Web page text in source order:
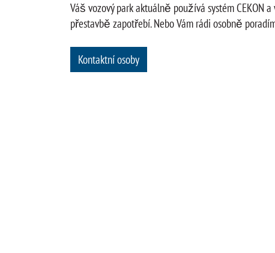
Váš vozový park aktuálně používá systém CEKON
přestavbě zapotřebí. Nebo Vám rádi osobně
Kontaktní osoby